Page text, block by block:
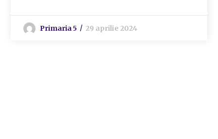
Primaria 5 29 aprilie 2024